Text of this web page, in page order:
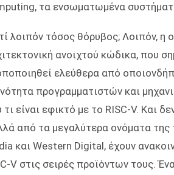
τα ενσωματωμένα
λοιπόν τόσος θόρυβος; Λοιπόν, η
ανοιχτού κώδικα, που
ελεύθερα από
προγραμματιστών και
τι είναι εφικτό με το RISC-V. Και
από τα μεγαλύτερα ονόματα της
και Western Digital, έχουν
V στις σειρές προϊόντων τους.